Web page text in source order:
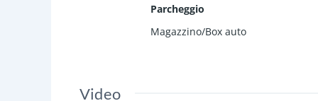
Parcheggio
Magazzino/Box auto
Video